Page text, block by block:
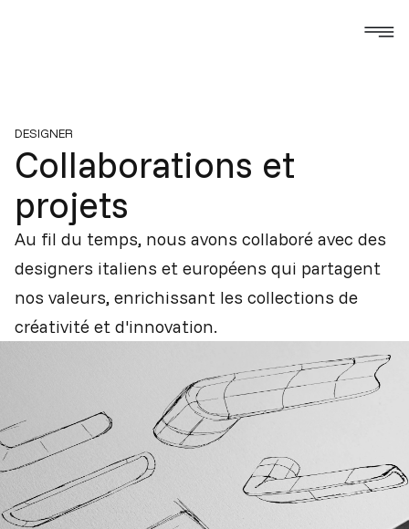
DESIGNER
Collaborations et
projets
Au fil du temps, nous avons collaboré avec des
designers italiens et européens qui partagent
nos valeurs, enrichissant les collections de
créativité et d'innovation.